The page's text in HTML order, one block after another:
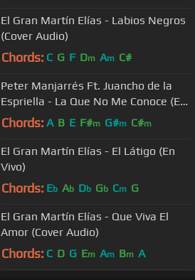
El Gran Martín Elías - Labios Negros
(Cover Audio)
Chords: C G F Dm Am C#
Peter Manjarrés Ft. Juancho de la
Espriella - La Que No Me Conoce (En
Vivo) Barranquilla
Chords: A B E F#m G#m C#m
El Gran Martín Elías - El Látigo (En
Vivo)
Chords: Eb Ab Db Gb Cm G
El Gran Martín Elías - Que Viva El
Amor (Cover Audio)
Chords: C D G Em Am Bm A